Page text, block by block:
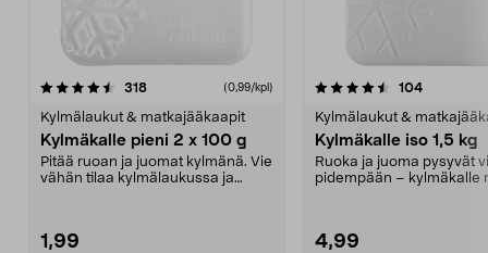
318arvostelut (0,99/kpl)
Kylmälaukut & matkajääkaapit
Kylmäkalle pieni 2 x 100 g
Pitää ruoan ja juomat kylmänä. Vie
vähän tilaa kylmälaukussa ja
1,99
4.5 viidestä
104arvostelut
Kylmälaukut &
Kylmäkalle iso 1,5 kg
Ruoka ja juoma pysyvät
pidempään – kylmäkalle
4,99
4.5 viidestä